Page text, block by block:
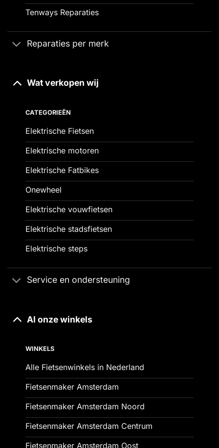
Tenways Reparaties
Reparaties per merk
Wat verkopen wij
CATEGORIEËN
Elektrische Fietsen
Elektrische motoren
Elektrische Fatbikes
Onewheel
Elektrische vouwfietsen
Elektrische stadsfietsen
Elektrische steps
Service en ondersteuning
Al onze winkels
WINKELS
Alle Fietsenwinkels in Nederland
Fietsenmaker Amsterdam
Fietsenmaker Amsterdam Noord
Fietsenmaker Amsterdam Centrum
Fietsenmaker Amsterdam Oost